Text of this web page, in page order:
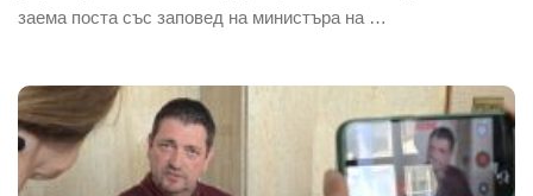
заема поста със заповед на министъра на …